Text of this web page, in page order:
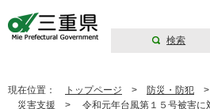
検索
現在位置： トップページ > 防災・防犯 >
災害支援 > 令和元年台風第１５号被害に